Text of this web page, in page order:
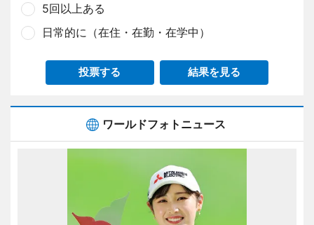
5回以上ある
日常的に（在住・在勤・在学中）
投票する 結果を見る
ワールドフォトニュース